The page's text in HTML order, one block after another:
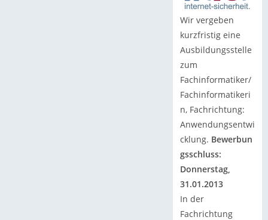
Wir vergeben
kurzfristig eine
Ausbildungsstelle
zum
Fachinformatiker/
Fachinformatikeri
n, Fachrichtung:
Anwendungsentwi
cklung. Bewerbun
gsschluss:
Donnerstag,
31.01.2013
In der
Fachrichtung